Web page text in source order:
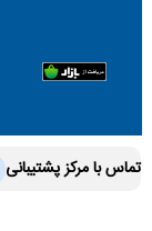
تماس با مرکز پشتیبانی